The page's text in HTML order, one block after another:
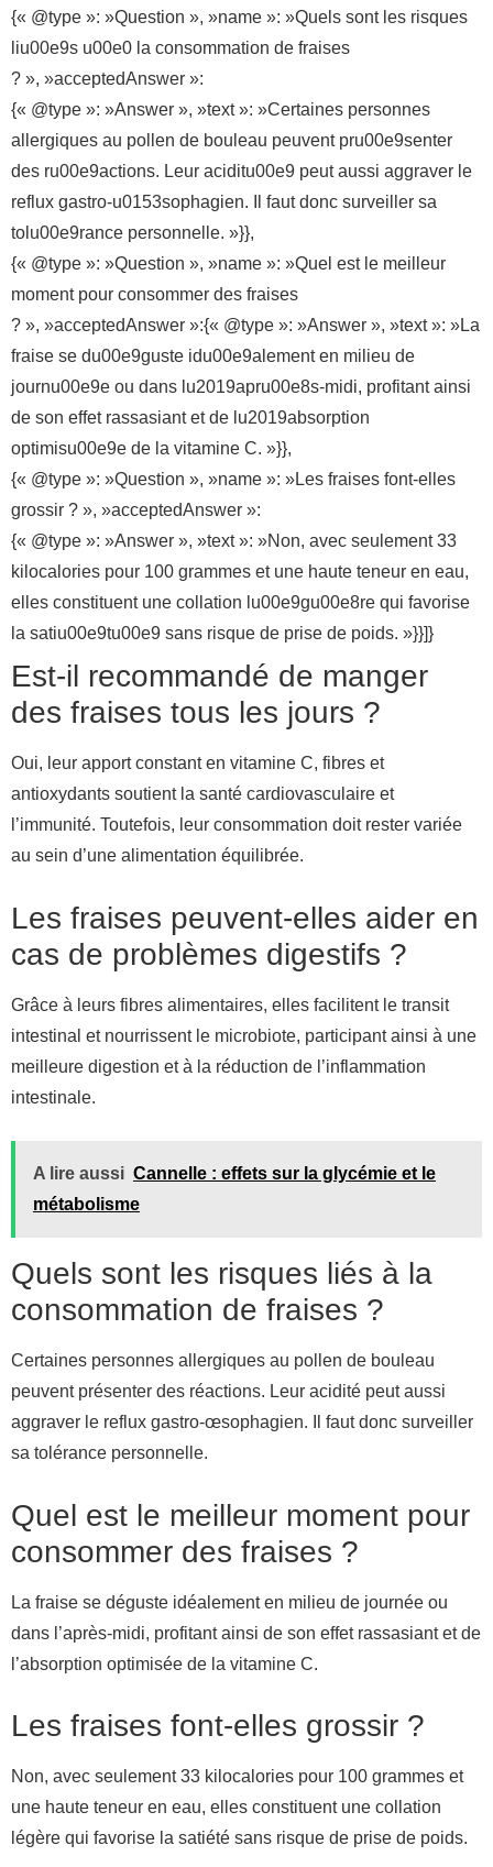
{« @type »: »Question », »name »: »Quels sont les risques
liu00e9s u00e0 la consommation de fraises
? », »acceptedAnswer »:
{« @type »: »Answer », »text »: »Certaines personnes
allergiques au pollen de bouleau peuvent pru00e9senter
des ru00e9actions. Leur aciditu00e9 peut aussi aggraver le
reflux gastro-u0153sophagien. Il faut donc surveiller sa
tolu00e9rance personnelle. »}},
{« @type »: »Question », »name »: »Quel est le meilleur
moment pour consommer des fraises
? », »acceptedAnswer »:{« @type »: »Answer », »text »: »La
fraise se du00e9guste idu00e9alement en milieu de
journu00e9e ou dans lu2019apru00e8s-midi, profitant ainsi
de son effet rassasiant et de lu2019absorption
optimisu00e9e de la vitamine C. »}},
{« @type »: »Question », »name »: »Les fraises font-elles
grossir ? », »acceptedAnswer »:
{« @type »: »Answer », »text »: »Non, avec seulement 33
kilocalories pour 100 grammes et une haute teneur en eau,
elles constituent une collation lu00e9gu00e8re qui favorise
la satiu00e9tu00e9 sans risque de prise de poids. »}}]}
Est-il recommandé de manger
des fraises tous les jours ?
Oui, leur apport constant en vitamine C, fibres et
antioxydants soutient la santé cardiovasculaire et
l’immunité. Toutefois, leur consommation doit rester variée
au sein d’une alimentation équilibrée.
Les fraises peuvent-elles aider en
cas de problèmes digestifs ?
Grâce à leurs fibres alimentaires, elles facilitent le transit
intestinal et nourrissent le microbiote, participant ainsi à une
meilleure digestion et à la réduction de l’inflammation
intestinale.
A lire aussi Cannelle : effets sur la glycémie et le
métabolisme
Quels sont les risques liés à la
consommation de fraises ?
Certaines personnes allergiques au pollen de bouleau
peuvent présenter des réactions. Leur acidité peut aussi
aggraver le reflux gastro-œsophagien. Il faut donc surveiller
sa tolérance personnelle.
Quel est le meilleur moment pour
consommer des fraises ?
La fraise se déguste idéalement en milieu de journée ou
dans l’après-midi, profitant ainsi de son effet rassasiant et de
l’absorption optimisée de la vitamine C.
Les fraises font-elles grossir ?
Non, avec seulement 33 kilocalories pour 100 grammes et
une haute teneur en eau, elles constituent une collation
légère qui favorise la satiété sans risque de prise de poids.